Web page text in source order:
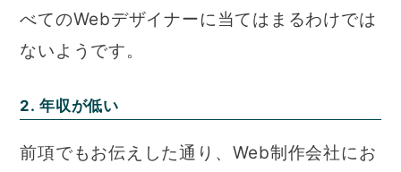
べてのWebデザイナーに当てはまるわけでは
ないようです。
2. 年収が低い
前項でもお伝えした通り、Web制作会社にお